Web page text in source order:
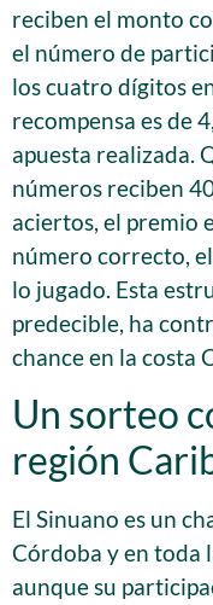
reciben el monto
el número de
los cuatro dígitos
recompensa es de
apuesta realizada.
números reciben
aciertos, el premio
número correcto,
lo jugado. Esta
predecible, ha
chance en la costa
Un sorteo
región
El Sinuano es un
Córdoba y en toda
aunque su